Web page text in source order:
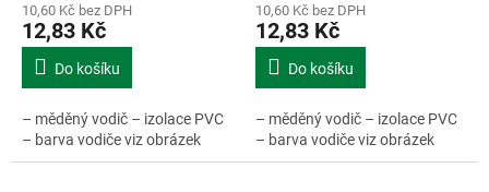
10,60 Kč bez DPH
12,83 Kč
Do košíku
– měděný vodič – izolace PVC
– barva vodiče viz obrázek
10,60 Kč bez DPH
12,83 Kč
Do košíku
– měděný vodič – izolace PVC
– barva vodiče viz obrázek